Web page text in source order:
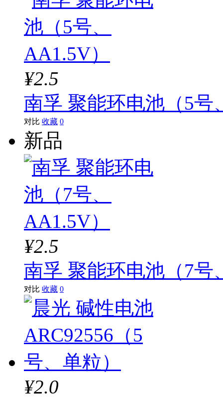
¥2.5
南孚 聚能环电池（5号
对比 收藏 0
新品
¥2.5
南孚 聚能环电池（7号
对比 收藏 0
¥2.0